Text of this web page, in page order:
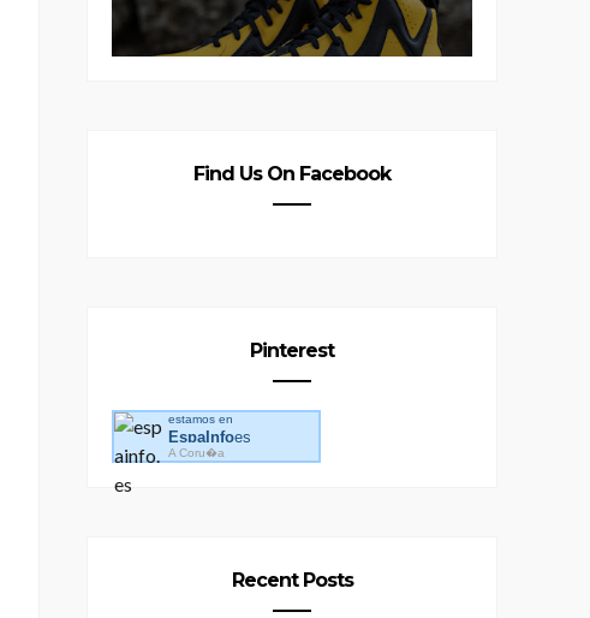
Find Us On Facebook
Pinterest
estamos en
EspaInfoes
A Coru�a
Recent Posts